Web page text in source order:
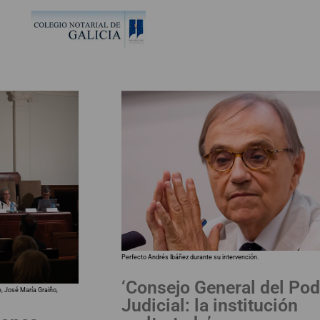
José María Graiño,
Perfecto Andrés Ibáñez durante su intervención.
‘Consejo General del
Judicial: la institución